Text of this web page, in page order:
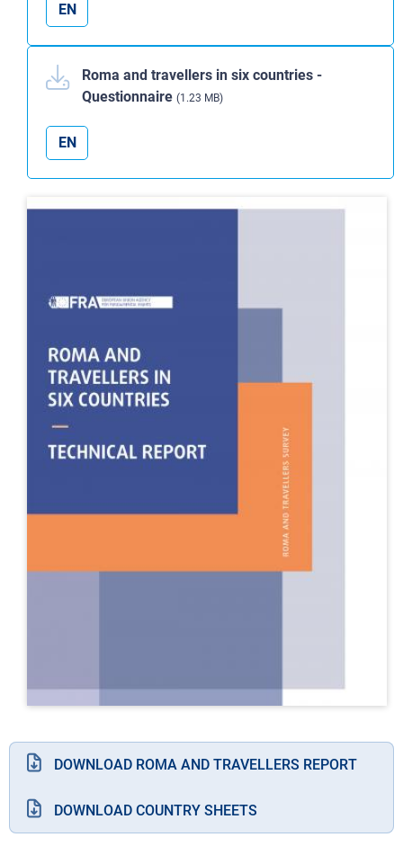
EN
Roma and travellers in six countries -
Questionnaire (1.23 MB)
EN
DOWNLOAD ROMA AND TRAVELLERS REPORT
DOWNLOAD COUNTRY SHEETS